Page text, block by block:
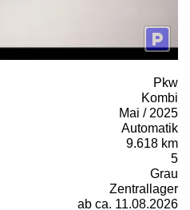
Pkw
Kombi
Mai / 2025
Automatik
9.618 km
5
Grau
Zentrallager
ab ca. 11.08.2026